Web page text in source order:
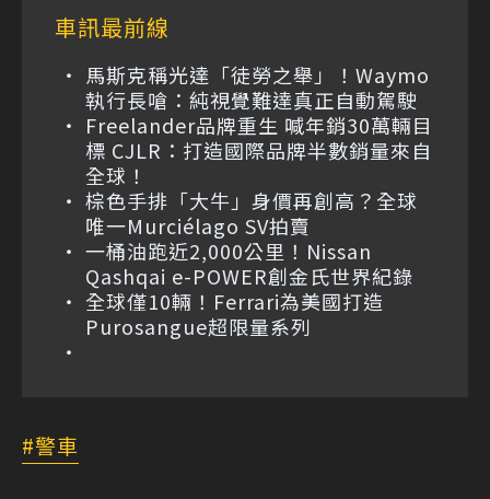
車訊最前線
馬斯克稱光達「徒勞之舉」！Waymo
執行長嗆：純視覺難達真正自動駕駛
Freelander品牌重生 喊年銷30萬輛目
標 CJLR：打造國際品牌半數銷量來自
全球！
棕色手排「大牛」身價再創高？全球
唯一Murciélago SV拍賣
一桶油跑近2,000公里！Nissan
Qashqai e-POWER創金氏世界紀錄
全球僅10輛！Ferrari為美國打造
Purosangue超限量系列
警車